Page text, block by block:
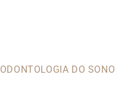
ODONTOLOGIA DO SONO